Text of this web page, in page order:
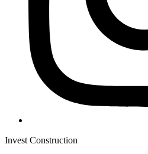
Invest Construction